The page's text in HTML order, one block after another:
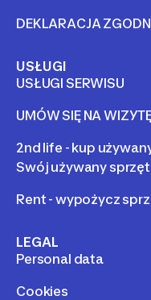
DEKLARACJA
USŁUGI
USŁUGI SERWISU
UMÓW SIĘ NA
2nd life - kup
Swój używany sprzęt
Rent - wypożycz
LEGAL
Personal data
Cookies